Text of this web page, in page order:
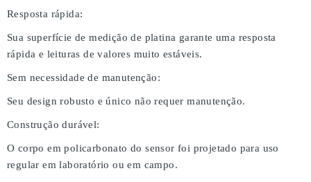
Resposta rápida:
Sua superfície de medição de platina garante uma resposta
rápida e leituras de valores muito estáveis.
Sem necessidade de manutenção:
Seu design robusto e único não requer manutenção.
Construção durável:
O corpo em policarbonato do sensor foi projetado para uso
regular em laboratório ou em campo.